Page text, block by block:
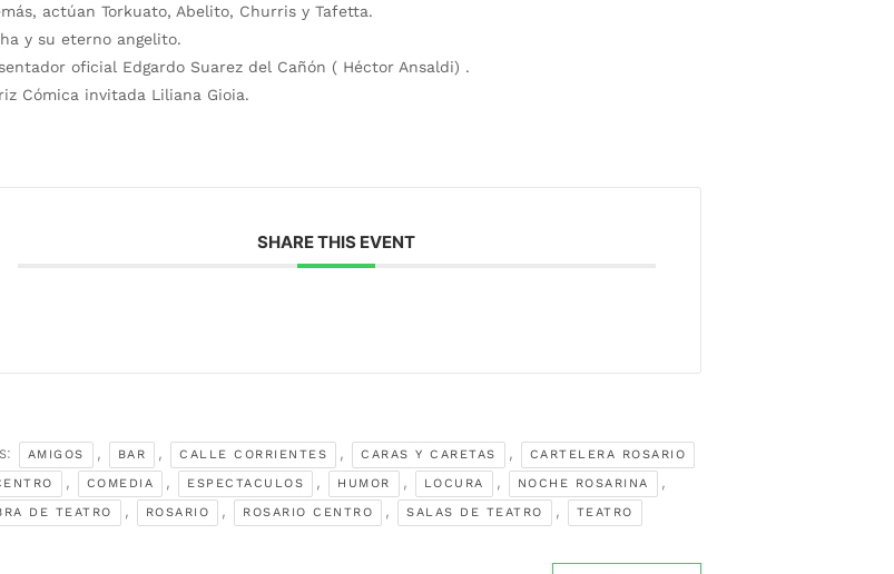
actúan Torkuato, Abelito, Churris y Tafetta.
y su eterno angelito.
oficial Edgardo Suarez del Cañón ( Héctor Ansaldi) .
Cómica invitada Liliana Gioia.
SHARE THIS EVENT
AMIGOS , BAR , CALLE CORRIENTES , CARAS Y CARETAS , CARTELERA ROSARIO
, COMEDIA , ESPECTACULOS , HUMOR , LOCURA , NOCHE ROSARINA ,
DE TEATRO , ROSARIO , ROSARIO CENTRO , SALAS DE TEATRO , TEATRO